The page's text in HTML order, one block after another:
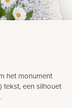
het monument
tekst, een silhouet